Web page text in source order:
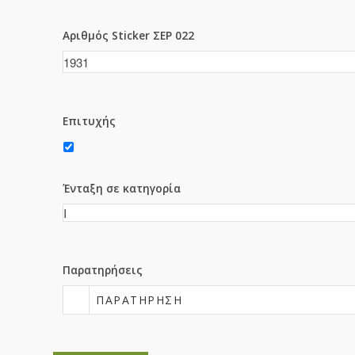
Αριθμός Sticker ΣΕΡ 022
Επιτυχής
Ένταξη σε κατηγορία
Παρατηρήσεις
ΠΑΡΑΤΉΡΗΣΗ